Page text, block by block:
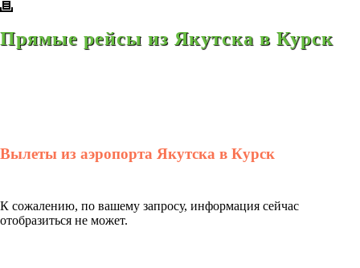
Прямые рейсы из Якутска в Курск
Вылеты из аэропорта Якутска в Курск
К сожалению, по вашему запросу, информация сейчас
отобразиться не может.